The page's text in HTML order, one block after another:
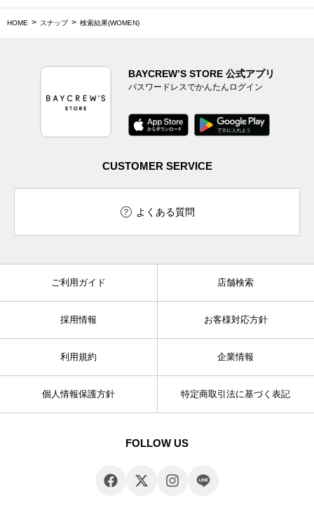
HOME スナップ 検索結果(WOMEN)
BAYCREW’S STORE 公式アプリ
パスワードレスでかんたんログイン
CUSTOMER SERVICE
よくある質問
ご利用ガイド 店舗検索
採用情報 お客様対応方針
利用規約 企業情報
個人情報保護方針 特定商取引法に基づく表記
FOLLOW US